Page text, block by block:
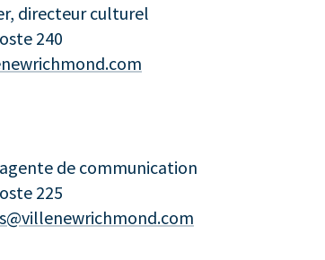
directeur culturel
240
de communication
225